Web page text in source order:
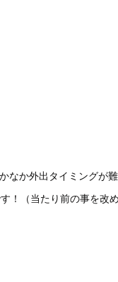
か外出タイミングが難
！（当たり前の事を改